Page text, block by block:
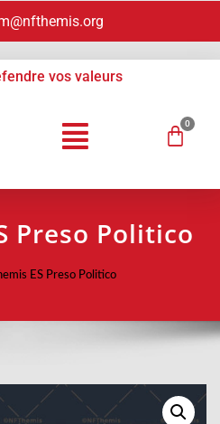
vos valeurs
Preso Politico
ES Preso Politico